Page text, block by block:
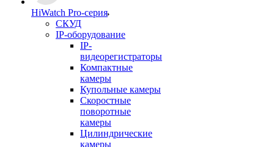
HiWatch Pro-серия
CКУД
IP-оборудование
IP-
видеорегистраторы
Компактные
камеры
Купольные камеры
Скоростные
поворотные
камеры
Цилиндрические
камеры